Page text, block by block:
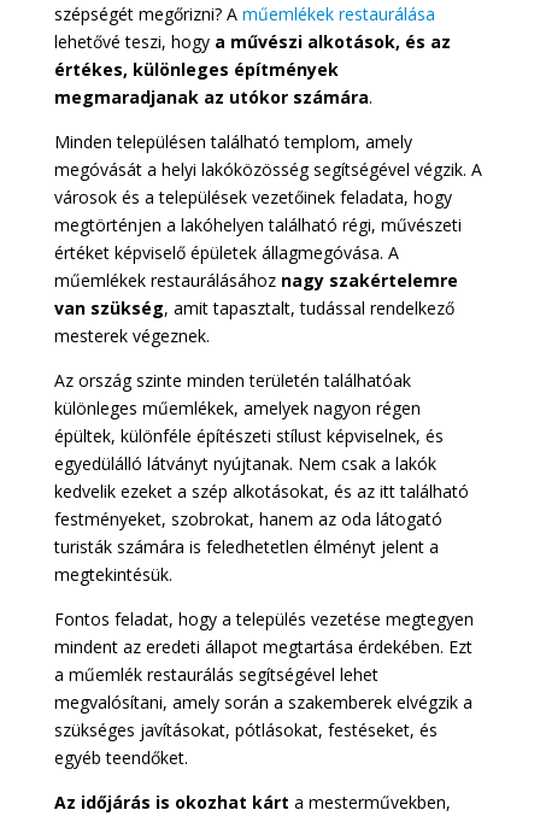
szépségét megőrizni? A műemlékek restaurálása
lehetővé teszi, hogy a művészi alkotások, és az
értékes, különleges építmények
megmaradjanak az utókor számára.
Minden településen található templom, amely
megóvását a helyi lakóközösség segítségével végzik. A
városok és a települések vezetőinek feladata, hogy
megtörténjen a lakóhelyen található régi, művészeti
értéket képviselő épületek állagmegóvása. A
műemlékek restaurálásához nagy szakértelemre
van szükség, amit tapasztalt, tudással rendelkező
mesterek végeznek.
Az ország szinte minden területén találhatóak
különleges műemlékek, amelyek nagyon régen
épültek, különféle építészeti stílust képviselnek, és
egyedülálló látványt nyújtanak. Nem csak a lakók
kedvelik ezeket a szép alkotásokat, és az itt található
festményeket, szobrokat, hanem az oda látogató
turisták számára is feledhetetlen élményt jelent a
megtekintésük.
Fontos feladat, hogy a település vezetése megtegyen
mindent az eredeti állapot megtartása érdekében. Ezt
a műemlék restaurálás segítségével lehet
megvalósítani, amely során a szakemberek elvégzik a
szükséges javításokat, pótlásokat, festéseket, és
egyéb teendőket.
Az időjárás is okozhat kárt a mesterművekben,